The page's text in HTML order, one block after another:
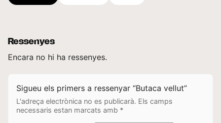
Ressenyes
Encara no hi ha ressenyes.
Sigueu els primers a ressenyar “Butaca vellut”
L'adreça electrònica no es publicarà. Els camps
necessaris estan marcats amb *